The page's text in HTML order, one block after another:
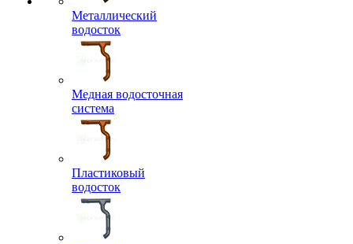
Металлический
водосток
Медная водосточная
система
Пластиковый
водосток